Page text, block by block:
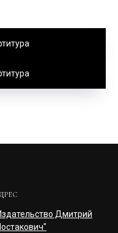
Дмитрий